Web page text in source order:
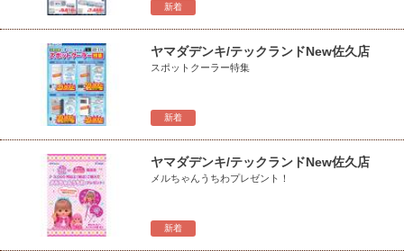
新着
新着
ヤマダデンキ/テックランドNew佐久店
スポットクーラー特集
新着
ヤマダデンキ/テックランドNew佐久店
メルちゃんうちわプレゼント！